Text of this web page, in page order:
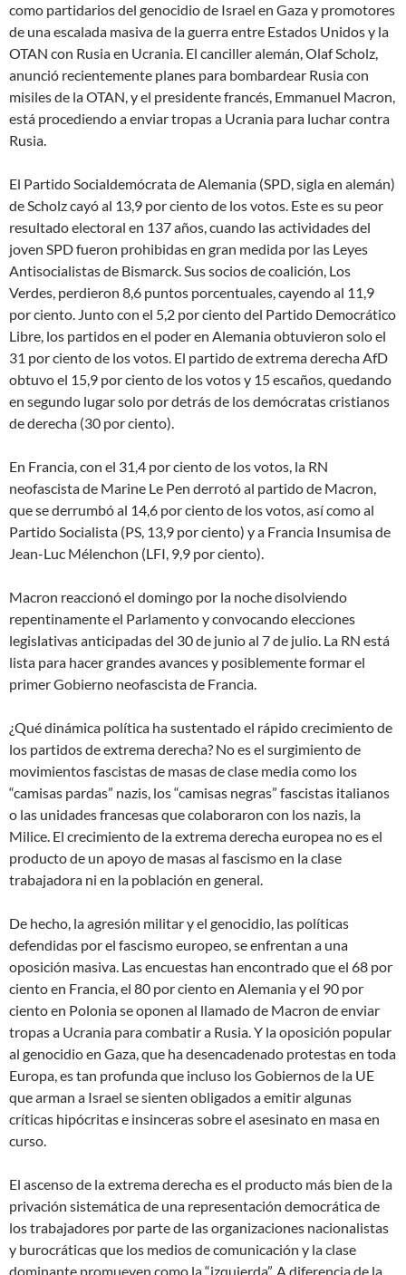
como partidarios del genocidio de Israel en Gaza y promotores
de una escalada masiva de la guerra entre Estados Unidos y la
OTAN con Rusia en Ucrania. El canciller alemán, Olaf Scholz,
anunció recientemente planes para bombardear Rusia con
misiles de la OTAN, y el presidente francés, Emmanuel Macron,
está procediendo a enviar tropas a Ucrania para luchar contra
Rusia.
El Partido Socialdemócrata de Alemania (SPD, sigla en alemán)
de Scholz cayó al 13,9 por ciento de los votos. Este es su peor
resultado electoral en 137 años, cuando las actividades del
joven SPD fueron prohibidas en gran medida por las Leyes
Antisocialistas de Bismarck. Sus socios de coalición, Los
Verdes, perdieron 8,6 puntos porcentuales, cayendo al 11,9
por ciento. Junto con el 5,2 por ciento del Partido Democrático
Libre, los partidos en el poder en Alemania obtuvieron solo el
31 por ciento de los votos. El partido de extrema derecha AfD
obtuvo el 15,9 por ciento de los votos y 15 escaños, quedando
en segundo lugar solo por detrás de los demócratas cristianos
de derecha (30 por ciento).
En Francia, con el 31,4 por ciento de los votos, la RN
neofascista de Marine Le Pen derrotó al partido de Macron,
que se derrumbó al 14,6 por ciento de los votos, así como al
Partido Socialista (PS, 13,9 por ciento) y a Francia Insumisa de
Jean-Luc Mélenchon (LFI, 9,9 por ciento).
Macron reaccionó el domingo por la noche disolviendo
repentinamente el Parlamento y convocando elecciones
legislativas anticipadas del 30 de junio al 7 de julio. La RN está
lista para hacer grandes avances y posiblemente formar el
primer Gobierno neofascista de Francia.
¿Qué dinámica política ha sustentado el rápido crecimiento de
los partidos de extrema derecha? No es el surgimiento de
movimientos fascistas de masas de clase media como los
“camisas pardas” nazis, los “camisas negras” fascistas italianos
o las unidades francesas que colaboraron con los nazis, la
Milice. El crecimiento de la extrema derecha europea no es el
producto de un apoyo de masas al fascismo en la clase
trabajadora ni en la población en general.
De hecho, la agresión militar y el genocidio, las políticas
defendidas por el fascismo europeo, se enfrentan a una
oposición masiva. Las encuestas han encontrado que el 68 por
ciento en Francia, el 80 por ciento en Alemania y el 90 por
ciento en Polonia se oponen al llamado de Macron de enviar
tropas a Ucrania para combatir a Rusia. Y la oposición popular
al genocidio en Gaza, que ha desencadenado protestas en toda
Europa, es tan profunda que incluso los Gobiernos de la UE
que arman a Israel se sienten obligados a emitir algunas
críticas hipócritas e insinceras sobre el asesinato en masa en
curso.
El ascenso de la extrema derecha es el producto más bien de la
privación sistemática de una representación democrática de
los trabajadores por parte de las organizaciones nacionalistas
y burocráticas que los medios de comunicación y la clase
dominante promueven como la “izquierda”. A diferencia de la